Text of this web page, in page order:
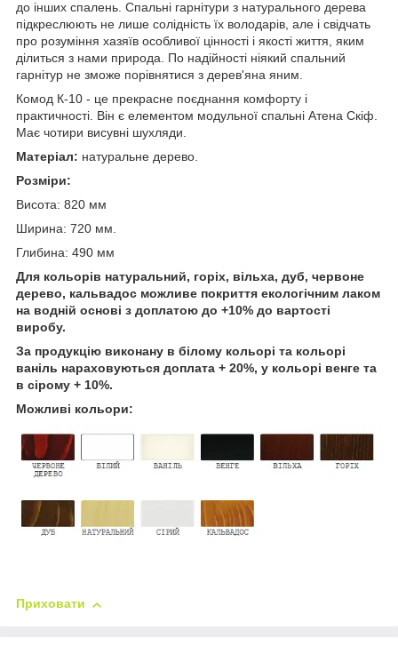
до інших спалень. Спальні гарнітури з натурального дерева
підкреслюють не лише солідність їх володарів, але і свідчать
про розуміння хазяїв особливої цінності і якості життя, яким
ділиться з нами природа. По надійності ніякий спальний
гарнітур не зможе порівнятися з дерев'яна яним.
Комод К-10 - це прекрасне поєднання комфорту і
практичності. Він є елементом модульної спальні Атена Скіф.
Має чотири висувні шухляди.
Матеріал: натуральне дерево.
Розміри:
Висота: 820 мм
Ширина: 720 мм.
Глибина: 490 мм
Для кольорів натуральний, горіх, вільха, дуб, червоне
дерево, кальвадос можливе покриття екологічним лаком
на водній основі з доплатою до +10% до вартості
виробу.
За продукцію виконану в білому кольорі та кольорі
ваніль нараховуються доплата + 20%, у кольорі венге та
в сірому + 10%.
Можливі кольори:
Приховати